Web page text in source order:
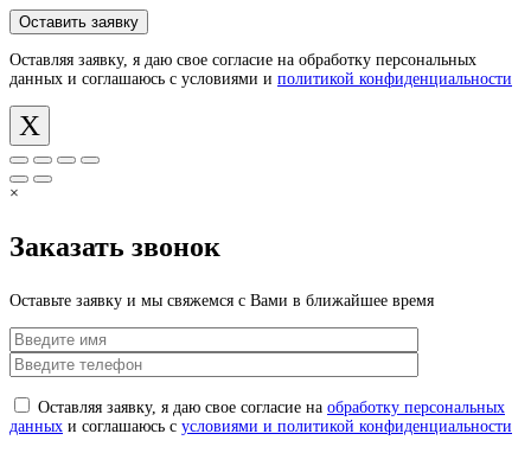
Оставляя заявку, я даю свое согласие на обработку персональных
данных и соглашаюсь с условиями и политикой конфиденциальности
X
×
Заказать звонок
Оставьте заявку и мы свяжемся с Вами в ближайшее время
Оставляя заявку, я даю свое согласие на обработку персональных
данных и соглашаюсь с условиями и политикой конфиденциальности